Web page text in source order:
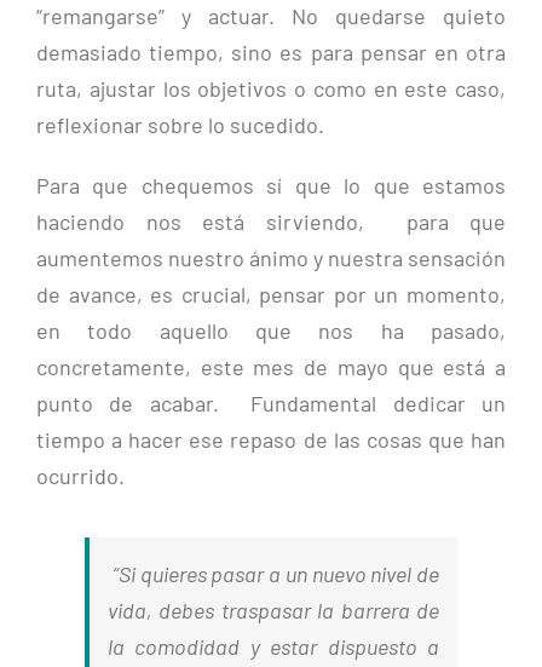
“remangarse” y actuar. No quedarse quieto
demasiado tiempo, sino es para pensar en otra
ruta, ajustar los objetivos o como en este caso,
reflexionar sobre lo sucedido.
Para que chequemos sí que lo que estamos
haciendo nos está sirviendo, para que
aumentemos nuestro ánimo y nuestra sensación
de avance, es crucial, pensar por un momento,
en todo aquello que nos ha pasado,
concretamente, este mes de mayo que está a
punto de acabar. Fundamental dedicar un
tiempo a hacer ese repaso de las cosas que han
ocurrido.
“Si quieres pasar a un nuevo nivel de
vida, debes traspasar la barrera de
la comodidad y estar dispuesto a